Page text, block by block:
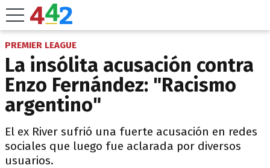
PREMIER LEAGUE
La insólita acusación contra
Enzo Fernández: "Racismo
argentino"
El ex River sufrió una fuerte acusación en redes
sociales que luego fue aclarada por diversos
usuarios.